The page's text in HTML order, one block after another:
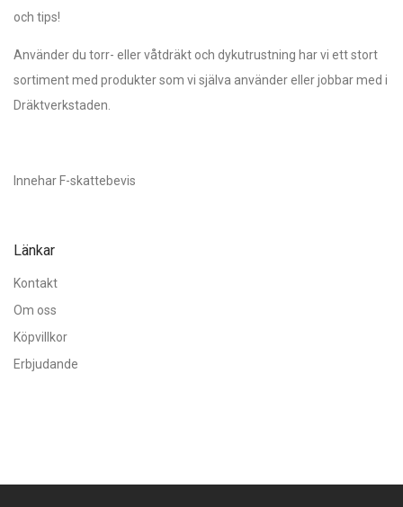
och tips!
Använder du torr- eller våtdräkt och dykutrustning har vi ett stort
sortiment med produkter som vi själva använder eller jobbar med i
Dräktverkstaden.
Innehar F-skattebevis
Länkar
Kontakt
Om oss
Köpvillkor
Erbjudande